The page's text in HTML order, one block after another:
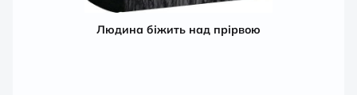
Людина біжить над прірвою